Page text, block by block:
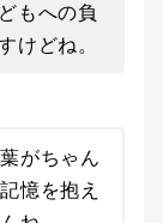
もへの負
けどね。
がちゃん
憶を抱え